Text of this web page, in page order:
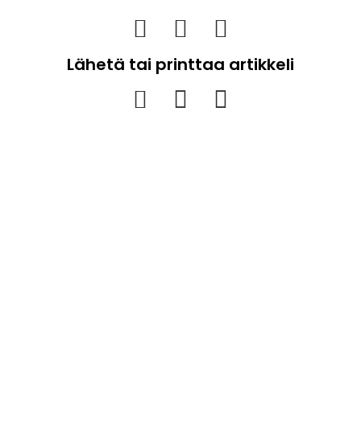
Lähetä tai printtaa artikkeli